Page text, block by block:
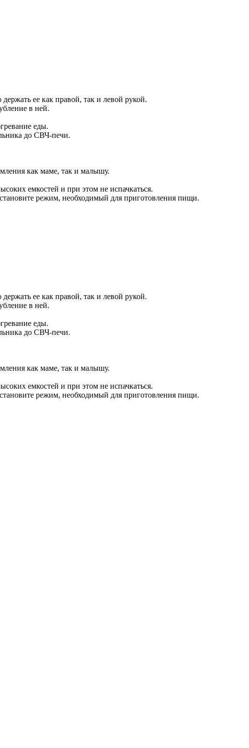
ее как правой, так и левой рукой.
в ней.
еды.
до СВЧ-печи.
как маме, так и малышу.
емкостей и при этом не испачкаться.
режим, необходимый для приготовления пищи.
ее как правой, так и левой рукой.
в ней.
еды.
до СВЧ-печи.
как маме, так и малышу.
емкостей и при этом не испачкаться.
режим, необходимый для приготовления пищи.